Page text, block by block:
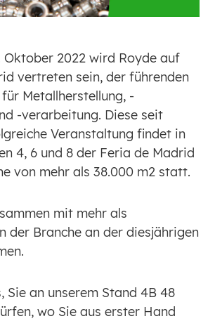
Oktober 2022 wird Royde auf
vertreten sein, der führenden
Metallherstellung, -
-verarbeitung. Diese seit
Veranstaltung findet in
4, 6 und 8 der Feria de Madrid
von mehr als 38.000 m2 statt.
mit mehr als
der Branche an der diesjährigen
Sie an unserem Stand 4B 48
wo Sie aus erster Hand